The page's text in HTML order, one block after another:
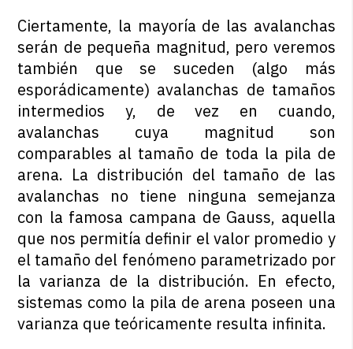
Ciertamente, la mayoría de las avalanchas
serán de pequeña magnitud, pero veremos
también que se suceden (algo más
esporádicamente) avalanchas de tamaños
intermedios y, de vez en cuando,
avalanchas cuya magnitud son
comparables al tamaño de toda la pila de
arena. La distribución del tamaño de las
avalanchas no tiene ninguna semejanza
con la famosa campana de Gauss, aquella
que nos permitía definir el valor promedio y
el tamaño del fenómeno parametrizado por
la varianza de la distribución. En efecto,
sistemas como la pila de arena poseen una
varianza que teóricamente resulta infinita.